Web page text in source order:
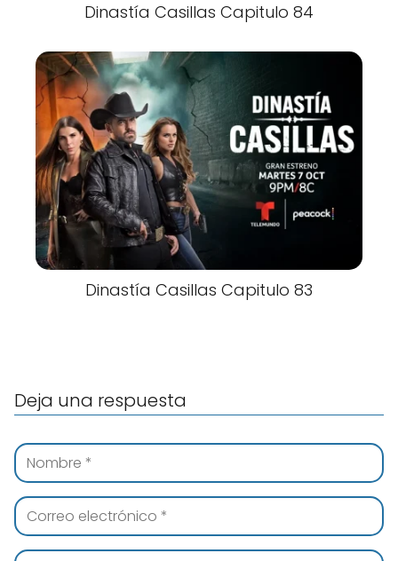
Dinastía Casillas Capitulo 84
Dinastía Casillas Capitulo 83
Deja una respuesta